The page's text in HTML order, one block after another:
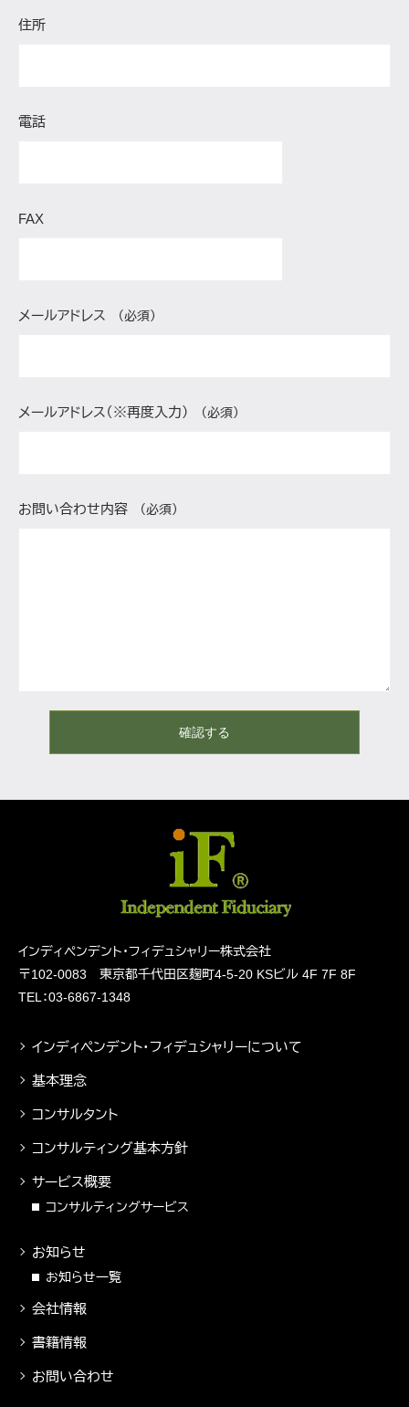
住所
電話
FAX
メールアドレス （必須）
メールアドレス（※再度入力） （必須）
お問い合わせ内容 （必須）
確認する
インディペンデント・フィデュシャリー株式会社
〒102-0083 東京都千代田区麹町4-5-20 KSビル 4F 7F 8F
TEL：03-6867-1348
インディペンデント・フィデュシャリーについて
基本理念
コンサルタント
コンサルティング基本方針
サービス概要
コンサルティングサービス
お知らせ
お知らせ一覧
会社情報
書籍情報
お問い合わせ